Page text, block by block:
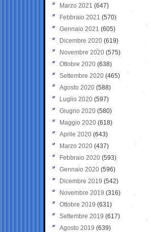
Marzo 2021 (647)
Febbraio 2021 (570)
Gennaio 2021 (605)
Dicembre 2020 (619)
Novembre 2020 (575)
Ottobre 2020 (638)
Settembre 2020(465)
Agosto 2020 (588)
Luglio 2020 (597)
Giugno 2020 (580)
Maggio 2020 (618)
Aprile 2020 (643)
Marzo 2020 (437)
Febbraio 2020 (593)
Gennaio 2020 (596)
Dicembre 2019 (542)
Novembre 2019 (316)
Ottobre 2019 (631)
Settembre 2019 (617)
Agosto 2019 (639)